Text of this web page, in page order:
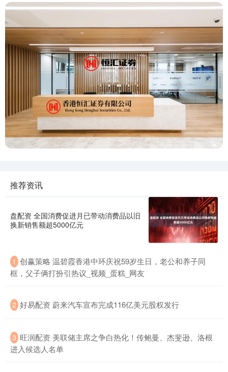
推荐资讯
盘配资 全国消费促进月已带动消费品以旧
换新销售额超5000亿元
1 创赢策略 温碧霞香港中环庆祝59岁生日，老公和养子同
框，父子俩打扮引热议_视频_蛋糕_网友
2 好易配资 蔚来汽车宣布完成116亿美元股权发行
3 旺润配资 美联储主席之争白热化！传鲍曼、杰斐逊、洛根
进入候选人名单